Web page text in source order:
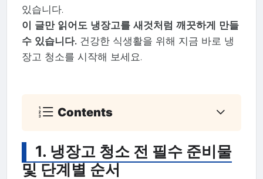
있습니다.
이 글만 읽어도 냉장고를 새것처럼 깨끗하게 만들
수 있습니다.건강한 식생활을 위해 지금 바로 냉
장고 청소를 시작해 보세요.
Contents
1. 냉장고 청소 전 필수 준비물
및 단계별 순서